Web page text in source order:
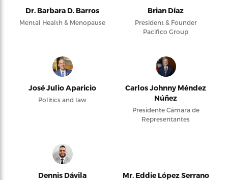
Dr. Barbara D. Barros
Mental Health & Menopause
Brian Díaz
President & Founder
Pacifico Group
José Julio Aparicio
Politics and law
Carlos Johnny Méndez
Núñez
Presidente Cámara de
Representantes
Dennis Dávila Mr. Eddie López Serrano